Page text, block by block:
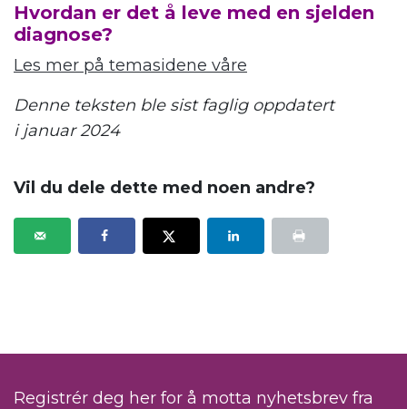
Hvordan er det å leve med en sjelden
diagnose?
Les mer på temasidene våre
Denne teksten ble sist faglig oppdatert
i januar 2024
Vil du dele dette med noen andre?
Registrér deg her for å motta nyhetsbrev fra